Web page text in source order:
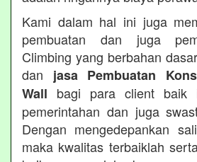
Kami dalam hal ini juga
pembuatan dan juga
Climbing yang berbahan
dan jasa Pembuatan
Wall bagi para client baik
pemerintahan dan juga
Dengan mengedepankan
maka kwalitas terbaiklah